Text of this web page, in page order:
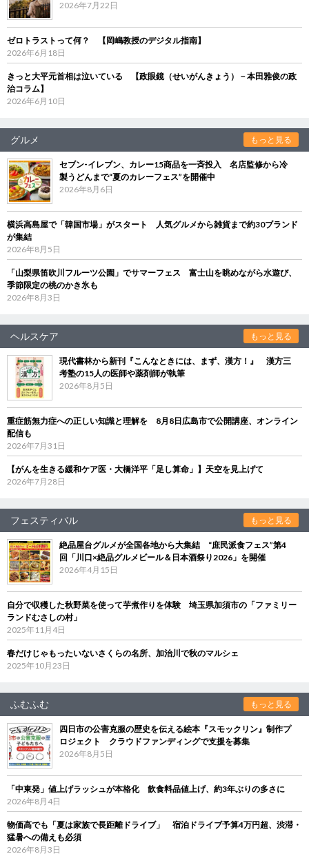
2026年7月22日
ゼロトラストって何？ 【岡嶋教授のデジタル指南】
2026年6月18日
きっと大平元首相は泣いている 【政眼鏡（せいがんきょう）－本田雅俊の政
治コラム】
2026年6月10日
グルメ もっと見る
セブン‐イレブン、カレー15商品を一斉投入 名店監修から冷
製うどんまで“夏のカレーフェス”を開催中
2026年8月6日
横浜高島屋で「韓国市場」がスタート 人気グルメから雑貨まで約30ブランド
が集結
2026年8月5日
「山梨県笛吹川フルーツ公園」でサマーフェス 富士山を眺めながら水遊び、
季節限定の桃のかき氷も
2026年8月3日
ヘルスケア もっと見る
現代書林から新刊『こんなときには、まず、漢方！』 漢方三
考塾の15人の医師や薬剤師が執筆
2026年8月5日
重症筋無力症への正しい知識と理解を 8月8日広島市で公開講座、オンライン
配信も
2026年7月31日
【がんを生きる緩和ケア医・大橋洋平「足し算命」】天空を見上げて
2026年7月28日
フェスティバル もっと見る
絶品屋台グルメが全国各地から大集結 “庶民派食フェス”第4
回「川口×絶品グルメビール＆日本酒祭り2026」を開催
2026年4月15日
自分で収穫した秋野菜を使って芋煮作りを体験 埼玉県加須市の「ファミリー
ランドむさしの村」
2025年11月4日
春だけじゃもったいないさくらの名所、加治川で秋のマルシェ
2025年10月23日
ふむふむ もっと見る
四日市の公害克服の歴史を伝える絵本『スモックリン』制作プ
ロジェクト クラウドファンディングで支援を募集
2026年8月5日
「中東発」値上げラッシュが本格化 飲食料品値上げ、約3年ぶりの多さに
2026年8月4日
物価高でも「夏は家族で長距離ドライブ」 宿泊ドライブ予算4万円超、渋滞・
猛暑への備えも必須
2026年8月3日